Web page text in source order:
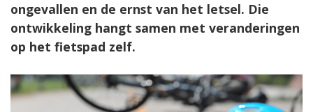
ongevallen en de ernst van het letsel. Die
ontwikkeling hangt samen met veranderingen
op het fietspad zelf.